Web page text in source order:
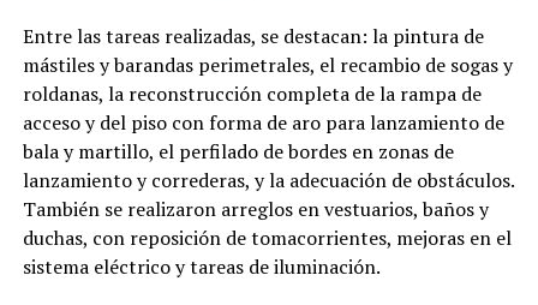
Entre las tareas realizadas, se destacan: la pintura de
mástiles y barandas perimetrales, el recambio de sogas y
roldanas, la reconstrucción completa de la rampa de
acceso y del piso con forma de aro para lanzamiento de
bala y martillo, el perfilado de bordes en zonas de
lanzamiento y correderas, y la adecuación de obstáculos.
También se realizaron arreglos en vestuarios, baños y
duchas, con reposición de tomacorrientes, mejoras en el
sistema eléctrico y tareas de iluminación.